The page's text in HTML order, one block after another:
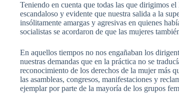
Teniendo en cuenta que todas las que dirigimos
escandaloso y evidente que nuestra salida a la
insólitamente amargas y agresivas en quienes
socialistas se acordaron de que las mujeres
En aquellos tiempos no nos engañaban los
nuestras demandas que en la práctica no se
reconocimiento de los derechos de la mujer más
las asambleas, congresos, manifestaciones y
ejemplar por parte de la mayoría de los grupos